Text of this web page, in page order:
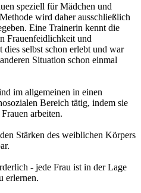
speziell für Mädchen und
wird daher ausschließlich
Eine Trainerin kennt die
Frauenfeidlichkeit und
dies selbst schon erlebt und war
Situation schon einmal
im allgemeinen in einen
Bereich tätig, indem sie
arbeiten.
Stärken des weiblichen Körpers
- jede Frau ist in der Lage
erlernen.